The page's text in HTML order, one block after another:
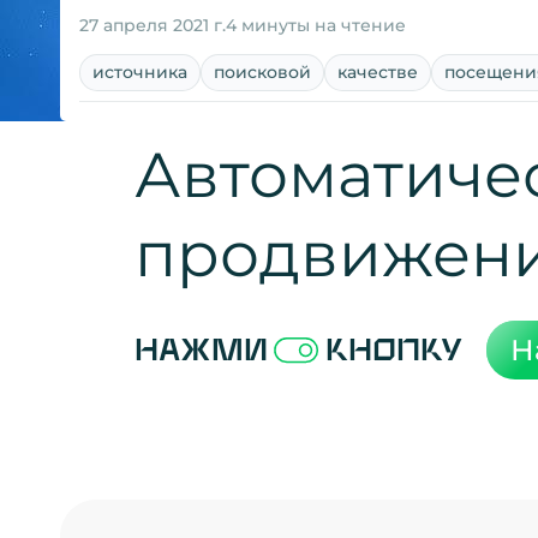
27 апреля 2021 г.4 минуты на чтение
источника поисковой качестве
Нажми кнопку